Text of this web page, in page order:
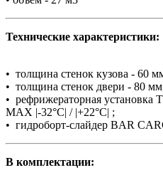
Технические характеристики:
• толщина стенок кузова - 60
• толщина стенок двери - 80
• рефрижераторная
MAX |-32°C| / |+22°C| ;
• гидроборт-слайдер BAR
В комплектации: